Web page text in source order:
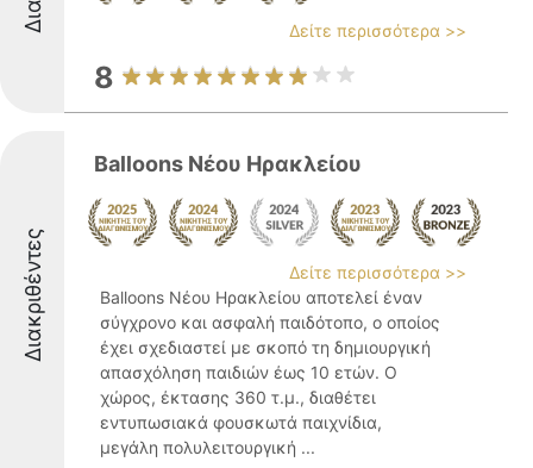
Δείτε περισσότερα >>
8
Διακριθέντες
Balloons Νέου Ηρακλείου
Δείτε περισσότερα >>
Balloons Νέου Ηρακλείου αποτελεί έναν
σύγχρονο και ασφαλή παιδότοπο, ο οποίος
έχει σχεδιαστεί με σκοπό τη δημιουργική
απασχόληση παιδιών έως 10 ετών. Ο
χώρος, έκτασης 360 τ.μ., διαθέτει
εντυπωσιακά φουσκωτά παιχνίδια,
μεγάλη πολυλειτουργική ...